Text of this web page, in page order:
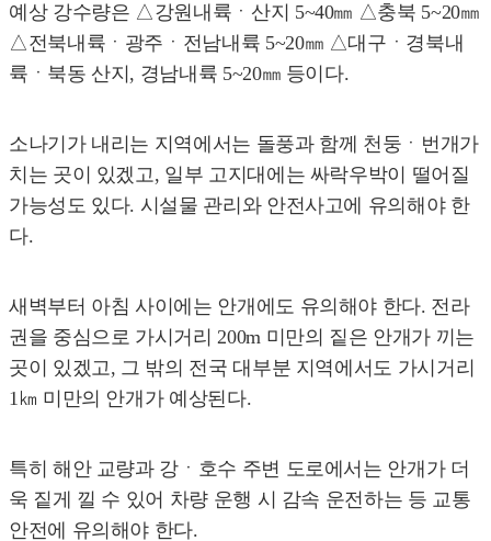
예상 강수량은 △강원내륙ㆍ산지 5~40㎜ △충북 5~20㎜
△전북내륙ㆍ광주ㆍ전남내륙 5~20㎜ △대구ㆍ경북내
륙ㆍ북동 산지, 경남내륙 5~20㎜ 등이다.
소나기가 내리는 지역에서는 돌풍과 함께 천둥ㆍ번개가
치는 곳이 있겠고, 일부 고지대에는 싸락우박이 떨어질
가능성도 있다. 시설물 관리와 안전사고에 유의해야 한
다.
새벽부터 아침 사이에는 안개에도 유의해야 한다. 전라
권을 중심으로 가시거리 200m 미만의 짙은 안개가 끼는
곳이 있겠고, 그 밖의 전국 대부분 지역에서도 가시거리
1㎞ 미만의 안개가 예상된다.
특히 해안 교량과 강ㆍ호수 주변 도로에서는 안개가 더
욱 짙게 낄 수 있어 차량 운행 시 감속 운전하는 등 교통
안전에 유의해야 한다.